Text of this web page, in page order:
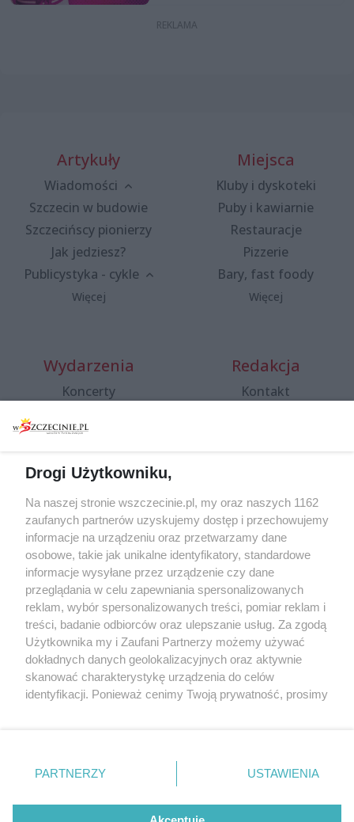
Artykuły
Wiadomości
Szczecin w budowie
Szczecińscy pionierzy
Jak jedziesz?
Publicystyka - cykle
Więcej
Miejsca
Kluby i dyskoteki
Puby i kawiarnie
Restauracje
Pizzerie
Bary, fast foody
Więcej
Wydarzenia
Koncerty
Spacery i oprowadzania
targi
Wernisaże
Więcej
Redakcja
Kontakt
Specjalny koncert z okazji
20. urodzin portalu
wSzczecinie.pl
Regulamin konkursów
śniadaniówka "Hej
Szczecin! Jest piątek!"
Partnerzy
Praca Szczecin
© 2026 wSzczecinie.pl
Drogi Użytkowniku,
Na naszej stronie wszczecinie.pl, my oraz naszych 1162
zaufanych partnerów uzyskujemy dostęp i przechowujemy
informacje na urządzeniu oraz przetwarzamy dane
osobowe, takie jak unikalne identyfikatory, standardowe
informacje wysyłane przez urządzenie czy dane
przeglądania w celu zapewniania spersonalizowanych
reklam, wybór spersonalizowanych treści, pomiar reklam i
treści, badanie odbiorców oraz ulepszanie usług. Za zgodą
Użytkownika my i Zaufani Partnerzy możemy używać
dokładnych danych geolokalizacyjnych oraz aktywnie
skanować charakterystykę urządzenia do celów
identyfikacji. Ponieważ cenimy Twoją prywatność, prosimy
prywatności znajdujący się w lewym dolnym rogu strony
. Niektóre rodzaje przetwarzania danych nie wymagają
takiemu przetwarzaniu. Preferencje będą miały
PARTNERZY USTAWIENIA